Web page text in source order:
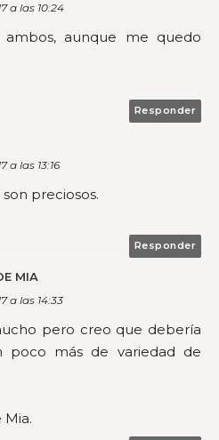
a las 10:24
ambos, aunque me quedo
Responder
a las 13:16
preciosos.
Responder
MIA
a las 14:33
pero creo que debería
poco más de variedad de
Mia.